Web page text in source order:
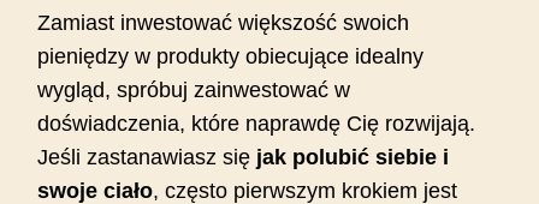
Zamiast inwestować większość swoich
pieniędzy w produkty obiecujące idealny
wygląd, spróbuj zainwestować w
doświadczenia, które naprawdę Cię rozwijają.
Jeśli zastanawiasz się jak polubić siebie i
swoje ciało, często pierwszym krokiem jest